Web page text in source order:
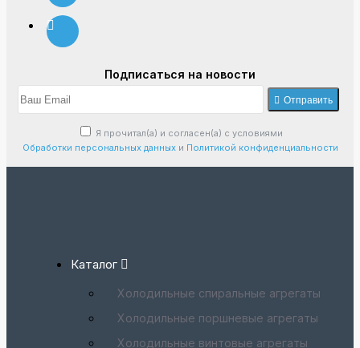
Подписаться на новости
Отправить
Я прочитал(а) и согласен(а) с условиями
Обработки персональных данныхи Политикой конфиденциальности
Каталог
Холодильные спиральные агрегаты
Холодильные поршневые агрегаты
Холодильные винтовые агрегаты